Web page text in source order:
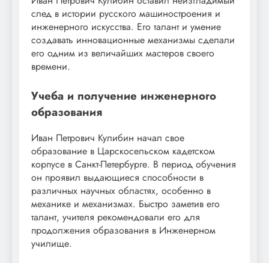
след в истории русского машиностроения и
инженерного искусства. Его талант и умение
создавать инновационные механизмы сделали
его одним из величайших мастеров своего
времени.
Учеба и получение инженерного
образования
Иван Петрович Кулибин начал свое
образование в Царскосельском кадетском
корпусе в Санкт-Петербурге. В период обучения
он проявил выдающиеся способности в
различных научных областях, особенно в
механике и механизмах. Быстро заметив его
талант, учителя рекомендовали его для
продолжения образования в Инженерном
училище.